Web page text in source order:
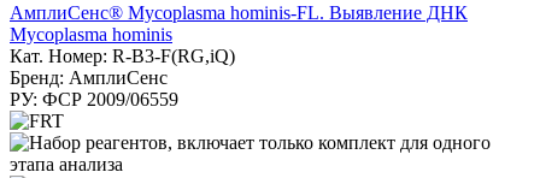
АмплиСенс® Mycoplasma hominis-FL. Выявление ДНК
Mycoplasma hominis
Кат. Номер: R-B3-F(RG,iQ)
Бренд: АмплиСенс
РУ: ФСР 2009/06559